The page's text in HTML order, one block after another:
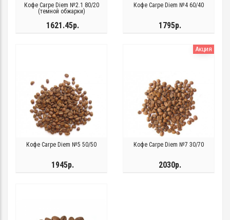
Кофе Carpe Diem №2.1 80/20
(темной обжарки)
1621.45р.
Кофе Carpe Diem №4 60/40
1795р.
Кофе Carpe Diem №5 50/50
1945р.
Акция
Кофе Carpe Diem №7 30/70
2030р.